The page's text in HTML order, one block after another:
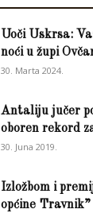
Uoči Uskrsa:
noći u župi
30. Marta 2024.
Antaliju jučer
oboren rekord
30. Juna 2019.
Izložbom i
općine Travnik”